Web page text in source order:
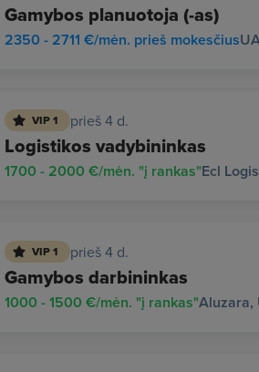
Gamybos planuotoja (-as)
2350 - 2711 €/mėn. prieš mokesčius
VIP 1 prieš 4 d.
Logistikos vadybininkas
Ecl
1700 - 2000 €/mėn. "į rankas"
VIP 1 prieš 4 d.
Gamybos darbininkas
Aluzara,
1000 - 1500 €/mėn. "į rankas"